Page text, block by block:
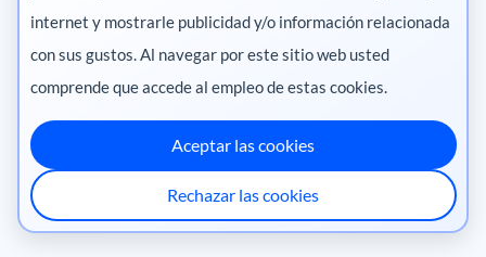
Pharma
México
·
Ecuador·Perú·
Centroamérica
Chile
internet y mostrarle publicidad y/o información relacionada
con sus gustos. Al navegar por este sitio web usted
comprende que accede al empleo de estas cookies.
Aceptar las cookies
Rechazar las cookies